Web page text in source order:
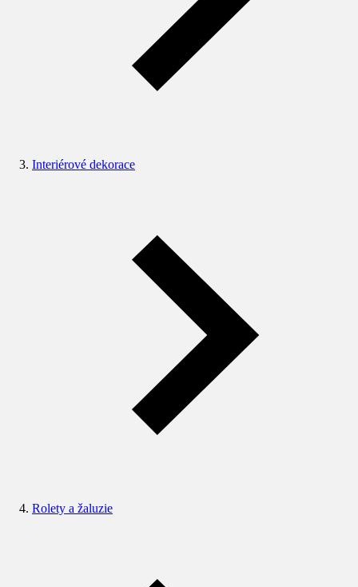
Interiérové dekorace
Rolety a žaluzie